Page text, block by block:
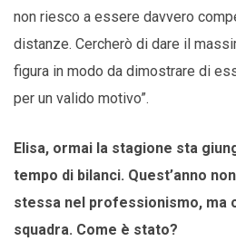
non riesco a essere davvero
distanze. Cercherò di dare il
figura in modo da dimostrare di
per un valido motivo”.
Elisa, ormai la stagione sta
tempo di bilanci. Quest’anno
stessa nel professionismo, ma
squadra. Come è stato?